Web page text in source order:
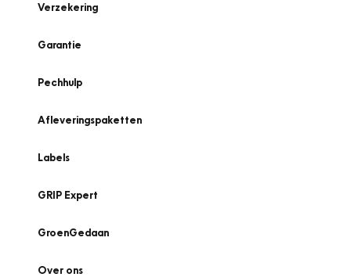
Verzekering
Garantie
Pechhulp
Afleveringspaketten
Labels
GRIP Expert
GroenGedaan
Over ons